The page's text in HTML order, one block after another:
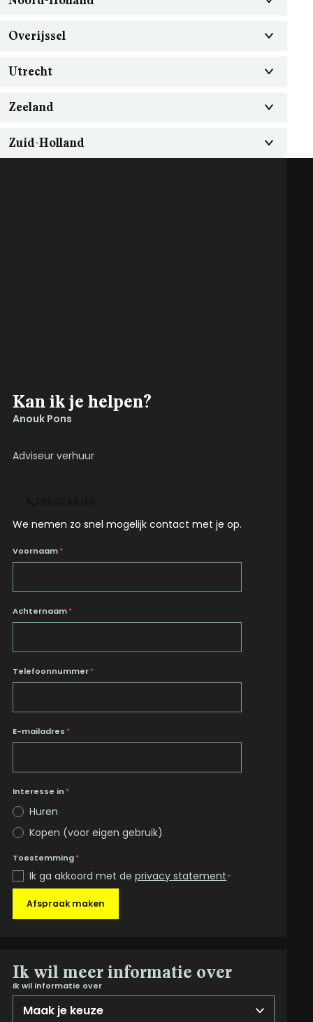
Overijssel
Utrecht
Zeeland
Zuid-Holland
Kan ik je helpen?
Anouk Pons
Adviseur verhuur
We nemen zo snel mogelijk contact met je op.
Voornaam*
Achternaam*
Telefoonnummer*
E-mailadres *
Interesse in *
Huren
Kopen (voor eigen gebruik)
Toestemming*
Ik ga akkoord met deprivacy statement*
Afspraak maken
Ik wil meer informatie over
Ik wil informatie over